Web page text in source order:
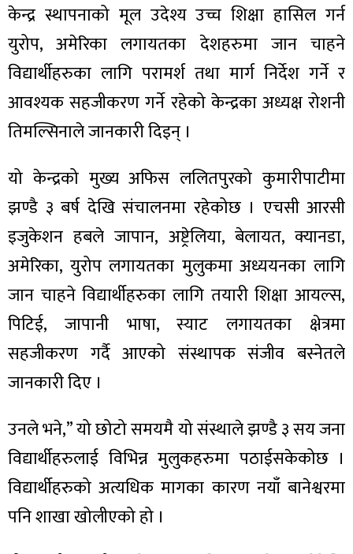
केन्द्र स्थापनाको मूल उदेश्य उच्च शिक्षा हासिल गर्न
युरोप, अमेरिका लगायतका देशहरुमा जान चाहने
विद्यार्थीहरुका लागि परामर्श तथा मार्ग निर्देश गर्ने र
आवश्यक सहजीकरण गर्ने रहेको केन्द्रका अध्यक्ष रोशनी
तिमल्सिनाले जानकारी दिइन् ।
यो केन्द्रको मुख्य अफिस ललितपुरको कुमारीपाटीमा
झण्डै ३ बर्ष देखि संचालनमा रहेकोछ । एचसी आरसी
इजुकेशन हबले जापान, अष्ट्रेलिया, बेलायत, क्यानडा,
अमेरिका, युरोप लगायतका मुलुकमा अध्ययनका लागि
जान चाहने विद्यार्थीहरुका लागि तयारी शिक्षा आयल्स,
पिटिई, जापानी भाषा, स्याट लगायतका क्षेत्रमा
सहजीकरण गर्दै आएको संस्थापक संजीव बस्नेतले
जानकारी दिए ।
उनले भने,” यो छोटो समयमै यो संस्थाले झण्डै ३ सय जना
विद्यार्थीहरुलाई विभिन्न मुलुकहरुमा पठाईसकेकोछ ।
विद्यार्थीहरुको अत्यधिक मागका कारण नयाँ बानेश्वरमा
पनि शाखा खोलीएको हो ।